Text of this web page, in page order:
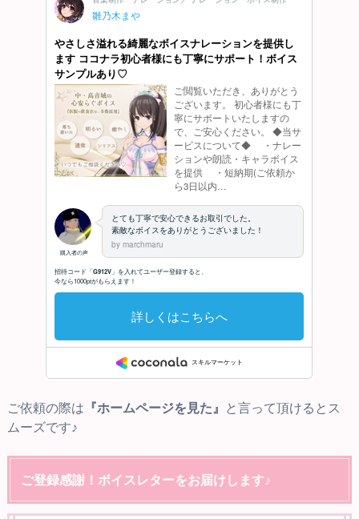
ご依頼の際は 『ホームページを見た』
と言って頂けるとス
ムーズです♪
ご登録感謝！ボイスレターをお届けします♪